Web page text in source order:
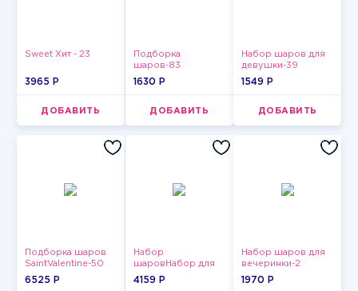
Sweet Хит - 23
3965 P
ДОБАВИТЬ
Подборка
шаров-83
1630 P
ДОБАВИТЬ
Набор шаров для
девушки-39
1549 P
ДОБАВИТЬ
Подборка шаров
SaintValentine-50
6525 P
Набор
шаровНабор для
мужчин-9
4159 P
Набор шаров для
вечеринки-2
1970 P